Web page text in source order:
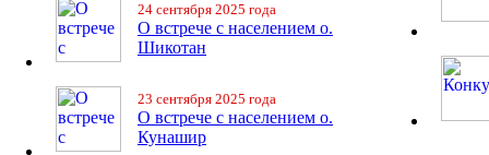
24 сентября 2025 года
О встрече с населением о.
Шикотан
23 сентября 2025 года
О встрече с населением о.
Кунашир